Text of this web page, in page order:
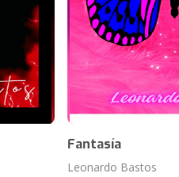
Fantasía
Leonardo Bastos